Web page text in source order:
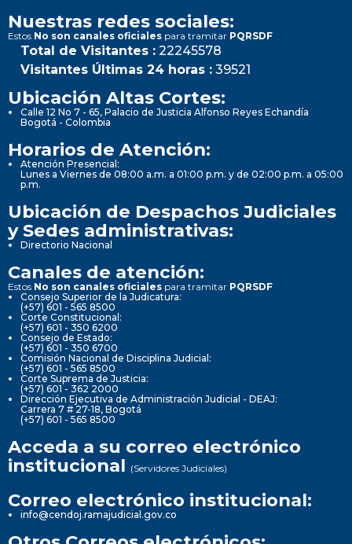
Nuestras redes sociales:
Estos No son canales oficiales para tramitar PQRSDF
Total de Visitantes : 22245578
Visitantes Últimas 24 horas : 39521
Ubicación Altas Cortes:
Calle 12 No 7 - 65, Palacio de Justicia Alfonso Reyes Echandía
Bogotá - Colombia
Horarios de Atención:
Atención Presencial:
Lunes a Viernes de 08:00 a.m. a 01:00 p.m. y de 02:00 p.m. a 05:00
p.m.
Ubicación de Despachos Judiciales
y Sedes administrativas:
Directorio Nacional
Canales de atención:
Estos No son canales oficiales para tramitar PQRSDF
Consejo Superior de la Judicatura:
(+57) 601 - 565 8500
Corte Constitucional:
(+57) 601 - 350 6200
Consejo de Estado:
(+57) 601 - 350 6700
Comisión Nacional de Disciplina Judicial:
(+57) 601 - 565 8500
Corte Suprema de Justicia:
(+57) 601 - 362 2000
Dirección Ejecutiva de Administración Judicial - DEAJ:
Carrera 7 # 27-18, Bogotá
(+57) 601 - 565 8500
Acceda a su correo electrónico
institucional (Servidores Judiciales)
Correo electrónico institucional:
info@cendoj.ramajudicial.gov.co